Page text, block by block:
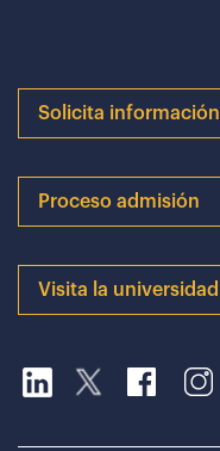
Solicita información
Proceso admisión
Visita la universidad